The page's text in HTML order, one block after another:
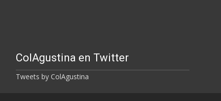
ColAgustina en Twitter
Tweets by ColAgustina